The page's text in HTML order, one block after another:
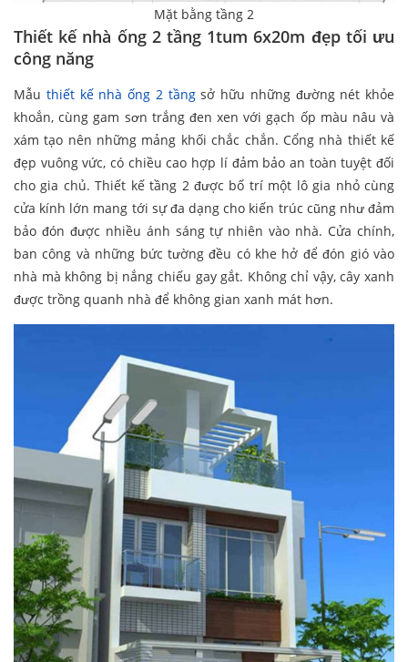
Mặt bằng tầng 2
Thiết kế nhà ống 2 tầng 1tum 6x20m đẹp tối ưu
công năng
Mẫu thiết kế nhà ống 2 tầngsở hữu những đường nét khỏe
khoắn, cùng gam sơn trắng đen xen với gạch ốp màu nâu và
xám tạo nên những mảng khối chắc chắn. Cổng nhà thiết kế
đẹp vuông vức, có chiều cao hợp lí đảm bảo an toàn tuyệt đối
cho gia chủ. Thiết kế tầng 2 được bố trí một lô gia nhỏ cùng
cửa kính lớn mang tới sự đa dạng cho kiến trúc cũng như đảm
bảo đón được nhiều ánh sáng tự nhiên vào nhà. Cửa chính,
ban công và những bức tường đều có khe hở để đón gió vào
nhà mà không bị nắng chiếu gay gắt. Không chỉ vậy, cây xanh
được trồng quanh nhà để không gian xanh mát hơn.